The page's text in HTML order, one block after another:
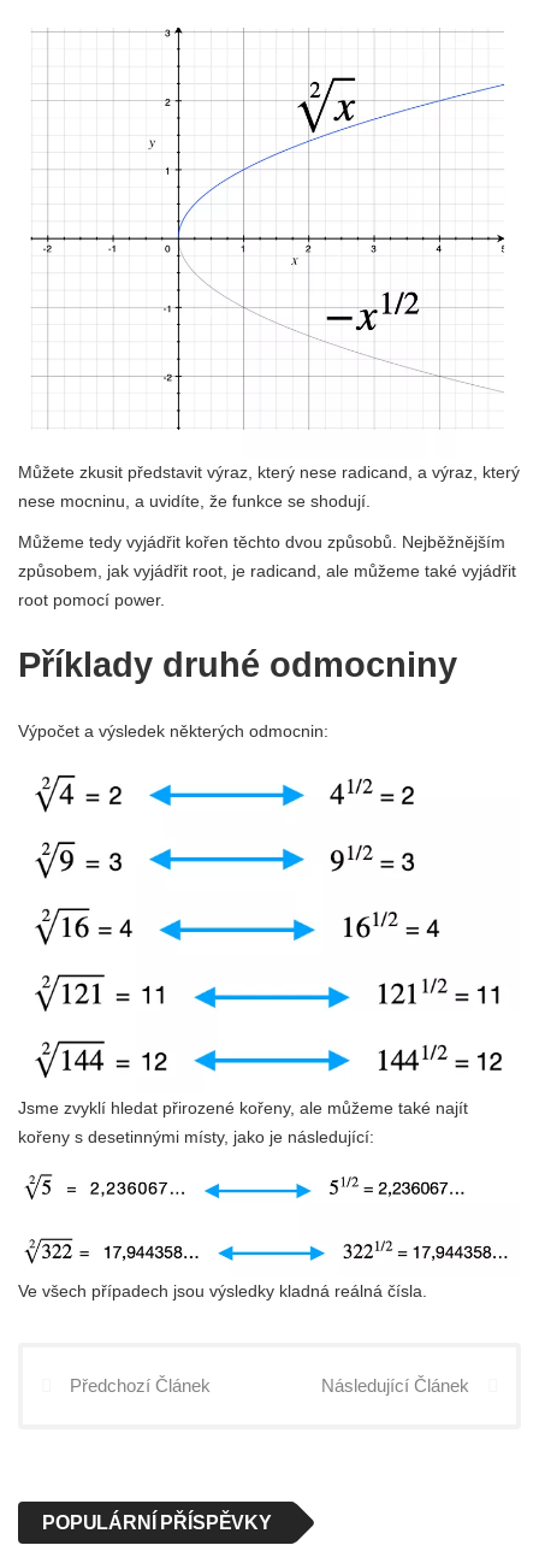
Můžete zkusit představit výraz, který nese radicand, a výraz, který
nese mocninu, a uvidíte, že funkce se shodují.
Můžeme tedy vyjádřit kořen těchto dvou způsobů. Nejběžnějším
způsobem, jak vyjádřit root, je radicand, ale můžeme také vyjádřit
root pomocí power.
Příklady druhé odmocniny
Výpočet a výsledek některých odmocnin:
Jsme zvyklí hledat přirozené kořeny, ale můžeme také najít
kořeny s desetinnými místy, jako je následující:
Ve všech případech jsou výsledky kladná reálná čísla.
Předchozí Článek Následující Článek
POPULÁRNÍ PŘÍSPĚVKY